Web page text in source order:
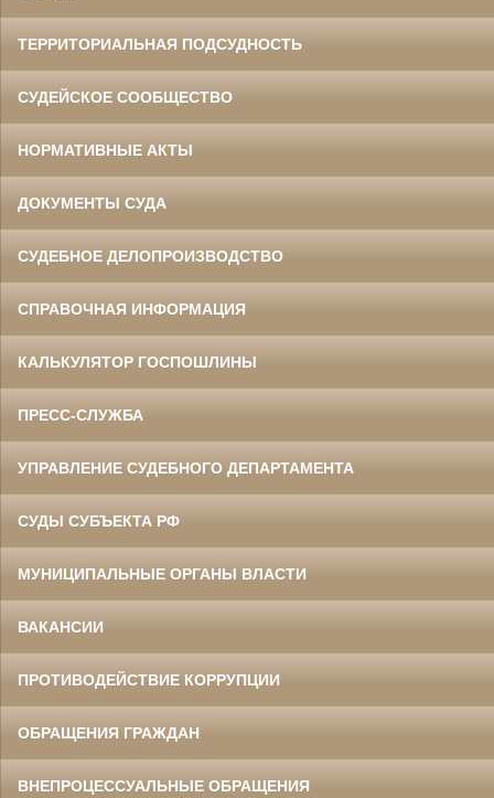
ТЕРРИТОРИАЛЬНАЯ ПОДСУДНОСТЬ
СУДЕЙСКОЕ СООБЩЕСТВО
НОРМАТИВНЫЕ АКТЫ
ДОКУМЕНТЫ СУДА
СУДЕБНОЕ ДЕЛОПРОИЗВОДСТВО
СПРАВОЧНАЯ ИНФОРМАЦИЯ
КАЛЬКУЛЯТОР ГОСПОШЛИНЫ
ПРЕСС-СЛУЖБА
УПРАВЛЕНИЕ СУДЕБНОГО ДЕПАРТАМЕНТА
СУДЫ СУБЪЕКТА РФ
МУНИЦИПАЛЬНЫЕ ОРГАНЫ ВЛАСТИ
ВАКАНСИИ
ПРОТИВОДЕЙСТВИЕ КОРРУПЦИИ
ОБРАЩЕНИЯ ГРАЖДАН
ВНЕПРОЦЕССУАЛЬНЫЕ ОБРАЩЕНИЯ